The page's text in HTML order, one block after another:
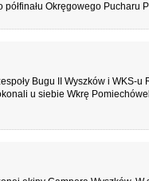
Okręgowego Pucharu
Bugu II Wyszków i WKS-u
u siebie Wkrę